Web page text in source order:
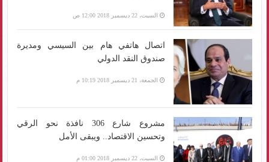
السبت، 22 ديسمبر 2018 12:00 ص
اتصال هاتفي هام بين السيسي ومديرة
صندوق النقد الدولي
الجمعة، 21 ديسمبر 2018 10:19 م
مشروع شارع 306 نافذة نحو الرقي
وتحسين الاقتصاد.. ويبقى الأمل
السبت، 22 ديسمبر 2018 01:00 م